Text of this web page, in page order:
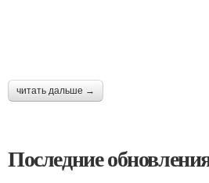
читать дальше →
Последние